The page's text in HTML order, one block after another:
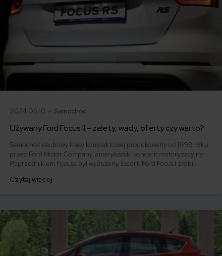
2024.09.10 • Samochód
Używany Ford Focus II – zalety, wady, oferty czy warto?
Samochód osobowy klasy kompaktowej produkowany od 1998 roku
przez Ford Motor Company, amerykański koncern motoryzacyjny.
Poprzednikiem Focusa był wysłużony Escort. Ford Focus I zrobił
na Europejski Samochód Roku 1999. Używany Ford Fokus II - jakie
Czytaj więcej